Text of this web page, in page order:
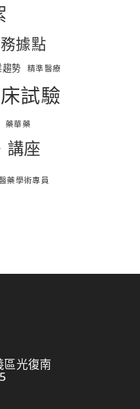
據點
趨勢 精準醫療
試驗
藥華藥
講座
藥學術專員
光復南